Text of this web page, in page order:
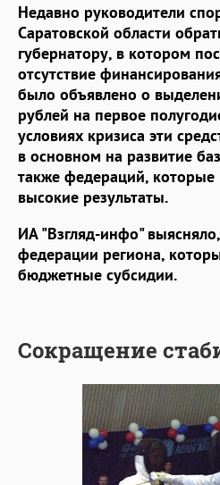
Недавно руководители
Саратовской области
губернатору, в котором
отсутствие
было объявлено о
рублей на первое
условиях кризиса эти
в основном на развитие
также федераций,
высокие результаты.
ИА "Взгляд-инфо"
федерации региона,
бюджетные субсидии.
Сокращение